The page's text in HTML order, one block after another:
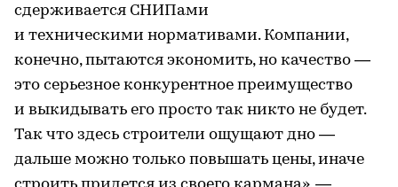
сдерживается СНИПами
и техническими нормативами. Компании,
конечно, пытаются экономить, но качество —
это серьезное конкурентное преимущество
и выкидывать его просто так никто не будет.
Так что здесь строители ощущают дно —
дальше можно только повышать цены, иначе